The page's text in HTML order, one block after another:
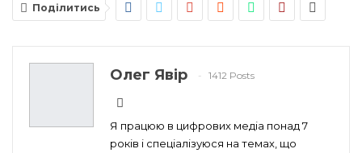
Поділитись
Олег Явір 1412 Posts
Я працюю в цифрових медіа понад 7
років і спеціалізуюся на темах, що